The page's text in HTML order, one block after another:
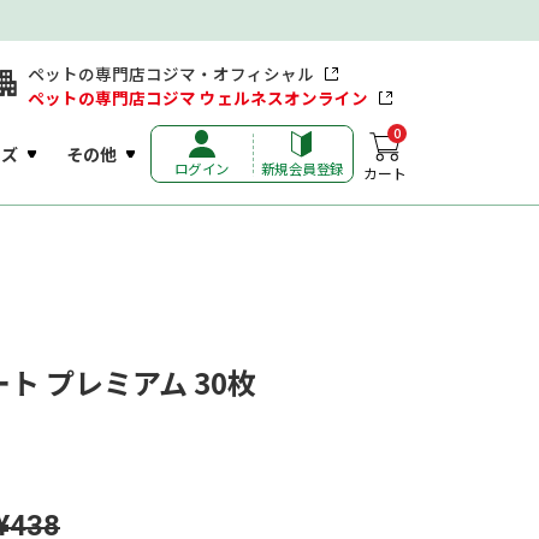
ペットの専門店コジマ・オフィシャル
ペットの専門店コジマ ウェルネスオンライン
その他
ログイン 新規会員登録
0
カート
プレミアム 30枚